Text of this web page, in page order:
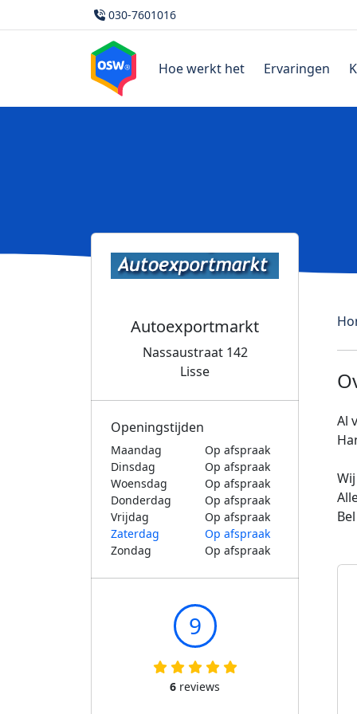
030-7601016
Hoe werkt het Ervaringen
Autoexportmarkt
Nassaustraat 142
Lisse
Openingstijden
Maandag
Op afspraak
Dinsdag
Op afspraak
Woensdag
Op afspraak
Donderdag
Op afspraak
Vrijdag
Op afspraak
Zaterdag
Op afspraak
Zondag
Op afspraak
9
6 reviews
Al